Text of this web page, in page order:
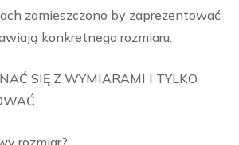
zamieszczono by zaprezentować
konkretnego rozmiaru.
SIĘ Z WYMIARAMI I TYLKO
rozmiar?